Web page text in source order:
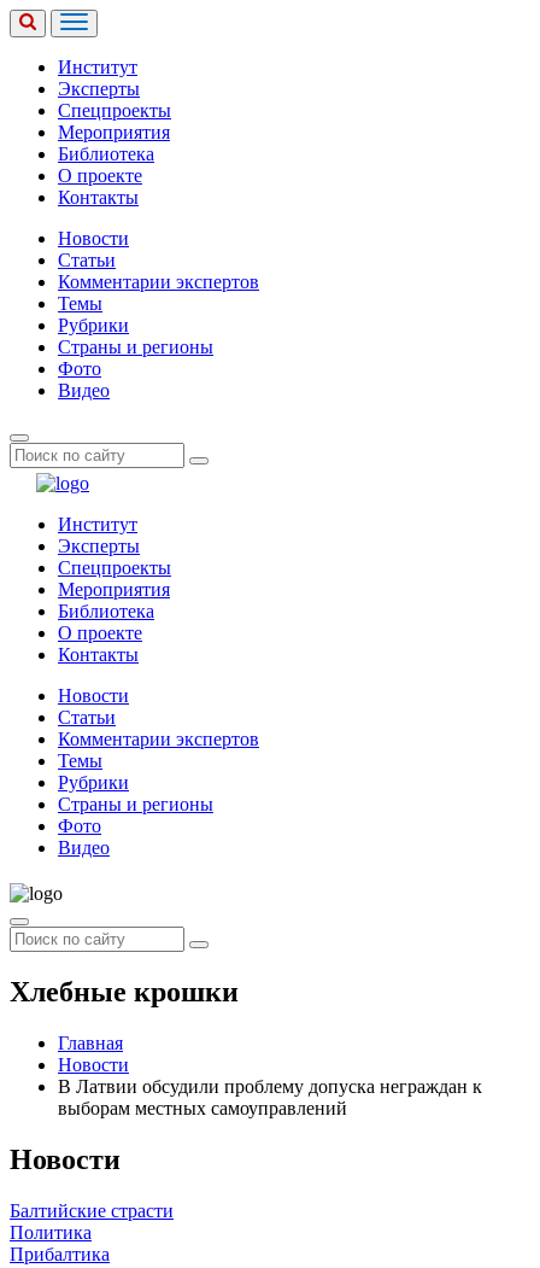
Институт
Эксперты
Спецпроекты
Мероприятия
Библиотека
О проекте
Контакты
Новости
Статьи
Комментарии экспертов
Темы
Рубрики
Страны и регионы
Фото
Видео
Институт
Эксперты
Спецпроекты
Мероприятия
Библиотека
О проекте
Контакты
Новости
Статьи
Комментарии экспертов
Темы
Рубрики
Страны и регионы
Фото
Видео
Хлебные крошки
Главная
Новости
В Латвии обсудили проблему допуска неграждан к
выборам местных самоуправлений
Новости
Балтийские страсти
Политика
Прибалтика